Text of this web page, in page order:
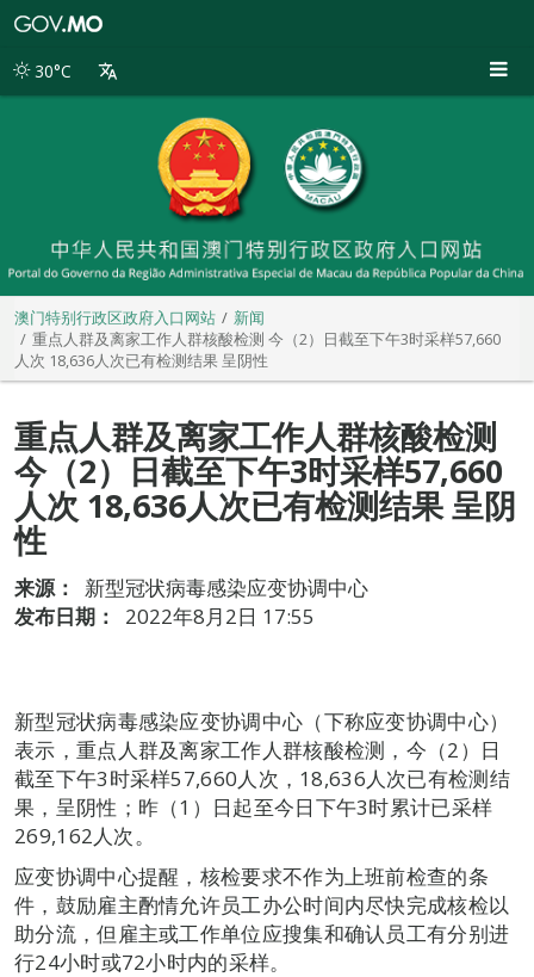
别
30°C
澳门特别行政区政府入口网站
新闻
重点人群及离家工作人群核酸检测 今（2）日截至下午3时采样57,660
人次 18,636人次已有检测结果 呈阴性
重点人群及离家工作人群核酸检测
今（2）日截至下午3时采样57,660
人次 18,636人次已有检测结果 呈阴
性
来源：
新型冠状病毒感染应变协调中心
发布日期：
2022年8月2日 17:55
新型冠状病毒感染应变协调中心（下称应变协调中心）
表示，重点人群及离家工作人群核酸检测，今（2）日
截至下午3时采样57,660人次，18,636人次已有检测结
果，呈阴性；昨（1）日起至今日下午3时累计已采样
269,162人次。
应变协调中心提醒，核检要求不作为上班前检查的条
件，鼓励雇主酌情允许员工办公时间内尽快完成核检以
助分流，但雇主或工作单位应搜集和确认员工有分别进
行24小时或72小时内的采样。